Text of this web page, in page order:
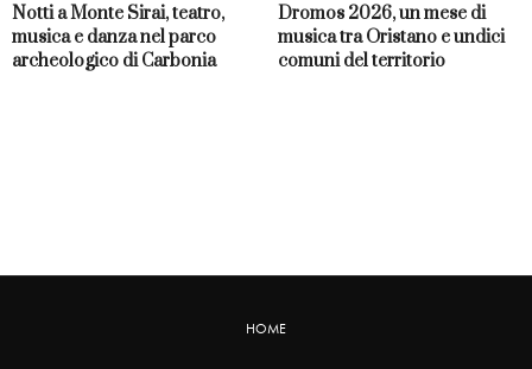
Notti a Monte Sirai, teatro,
musica e danza nel parco
archeologico di Carbonia
Dromos 2026, un mese di
musica tra Oristano e undici
comuni del territorio
HOME